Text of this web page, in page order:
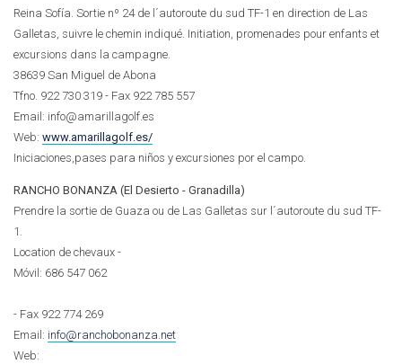
Reina Sofía. Sortie nº 24 de l´autoroute du sud TF-1 en direction de Las
Galletas, suivre le chemin indiqué. Initiation, promenades pour enfants et
excursions dans la campagne.
38639 San Miguel de Abona
Tfno. 922 730 319 - Fax 922 785 557
Email: info@amarillagolf.es
Web: www.amarillagolf.es/
Iniciaciones,pases para niños y excursiones por el campo.
RANCHO BONANZA (El Desierto - Granadilla)
Prendre la sortie de Guaza ou de Las Galletas sur l´autoroute du sud TF-
1.
Location de chevaux -
Móvil: 686 547 062
- Fax 922 774 269
Email: info@ranchobonanza.net
Web: